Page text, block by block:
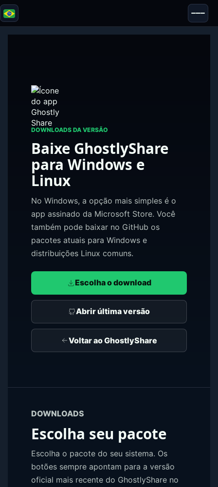
Blazor
Segurança & Anonimato
DOWNLOADS DA VERSÃO
Baixe GhostlyShare
para Windows e
Linux
No Windows, a opção mais simples é o
app assinado da Microsoft Store. Você
também pode baixar no GitHub os
pacotes atuais para Windows e
distribuições Linux comuns.
Escolha o download
Abrir última versão
Voltar ao GhostlyShare
DOWNLOADS
Escolha seu pacote
Escolha o pacote do seu sistema. Os
botões sempre apontam para a versão
oficial mais recente do GhostlyShare no